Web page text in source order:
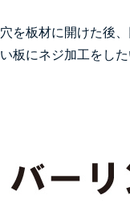
を板材に開けた後
板にネジ加工をし